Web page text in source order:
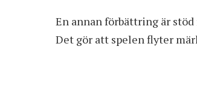
En annan förbättring är
Det gör att spelen flyter